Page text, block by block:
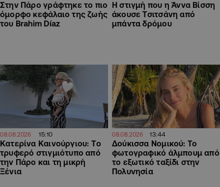
Στην Πάρο γράφτηκε το πιο
όμορφο κεφάλαιο της ζωής
του Brahim Díaz
H στιγμή που η Άννα Βίσση
άκουσε Τσιτσάνη από
μπάντα δρόμου
08.08.2026 15:10
Κατερίνα Καινούργιου: Tο
τρυφερό στιγμιότυπο από
την Πάρο και τη μικρή
Ξένια
08.08.2026 13:44
Δούκισσα Νομικού: Το
φωτογραφικό άλμπουμ από
το εξωτικό ταξίδι στην
Πολυνησία